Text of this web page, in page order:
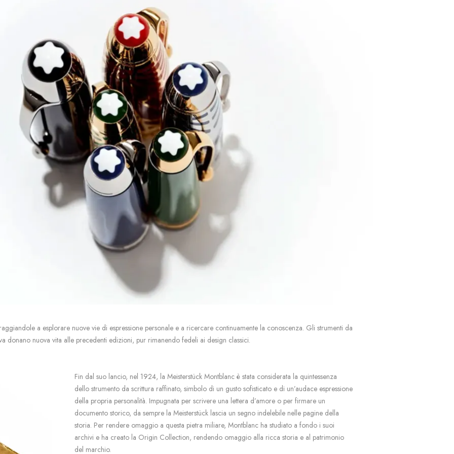
a esplorare nuove vie di espressione personale e a ricercare continuamente la conoscenza. Gli strumenti da
donano nuova vita alle precedenti edizioni, pur rimanendo fedeli ai design classici.
Fin dal suo lancio, nel 1924, la Meisterstück Montblanc è stata considerata la quintessenza
dello strumento da scrittura raffinato, simbolo di un gusto sofisticato e di un’audace espressione
della propria personalità. Impugnata per scrivere una lettera d’amore o per firmare un
documento storico, da sempre la Meisterstück lascia un segno indelebile nelle pagine della
storia. Per rendere omaggio a questa pietra miliare, Montblanc ha studiato a fondo i suoi
archivi e ha creato la Origin Collection, rendendo omaggio alla ricca storia e al patrimonio
del marchio.